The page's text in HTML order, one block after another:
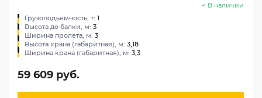
В наличии
Грузоподъемность, т: 1
Высота до балки, м: 3
Ширина пролета, м: 3
Высота крана (габаритная), м: 3,18
Ширина крана (габаритная), м: 3,3
59 609 руб.